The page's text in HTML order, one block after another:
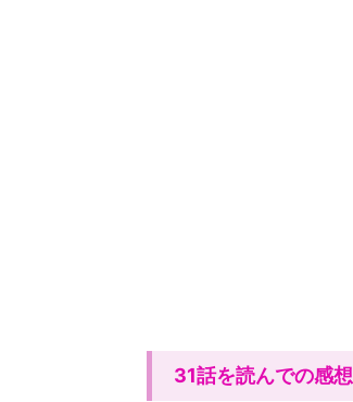
31話を読んでの感想